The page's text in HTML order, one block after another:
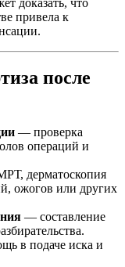
привела к
после
— проверка
операций и
дерматоскопия
ожогов или других
— составление
в подаче иска и